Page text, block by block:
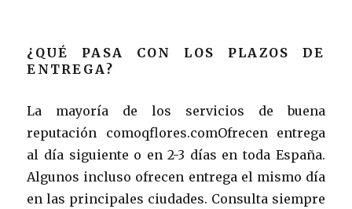
¿QUÉ PASA CON LOS PLAZOS DE
ENTREGA?
La mayoría de los servicios de buena
reputación comoqflores.comOfrecen entrega
al día siguiente o en 2-3 días en toda España.
Algunos incluso ofrecen entrega el mismo día
en las principales ciudades. Consulta siempre